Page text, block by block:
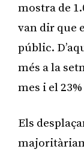
mostra de
van dir que
públic.
més a la
mes i el
Els